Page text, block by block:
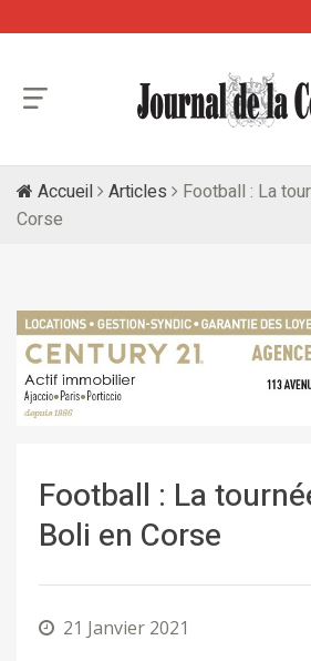
Accueil Articles
Football : La
Corse
Football : La
Boli en Corse
21 Janvier 2021